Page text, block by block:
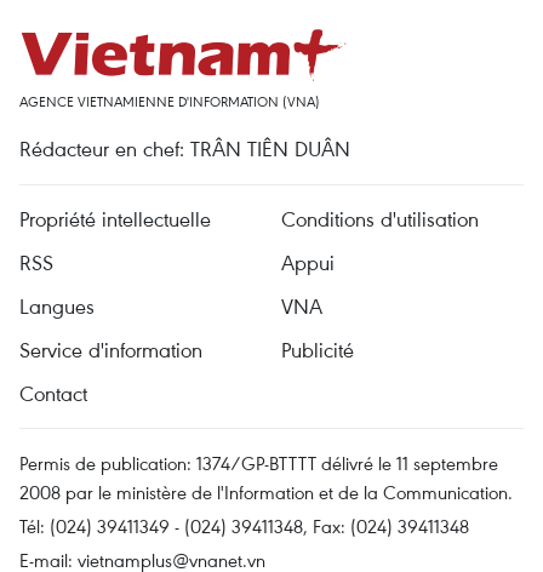
AGENCE VIETNAMIENNE D'INFORMATION (VNA)
Rédacteur en chef: TRÂN TIÊN DUÂN
Propriété intellectuelle
Conditions d'utilisation
RSS
Appui
Langues
VNA
Service d'information
Publicité
Contact
Permis de publication: 1374/GP-BTTTT délivré le 11 septembre
2008 par le ministère de l'Information et de la Communication.
Tél: (024) 39411349 - (024) 39411348, Fax: (024) 39411348
E-mail: vietnamplus@vnanet.vn